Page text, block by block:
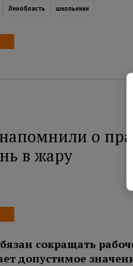
Ленобласть школьники
о
в жару
сокращать
допустимое